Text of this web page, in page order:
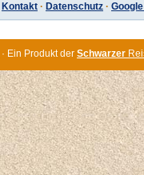
Kontakt · Datenschutz ·
· Ein Produkt der Schwarzer